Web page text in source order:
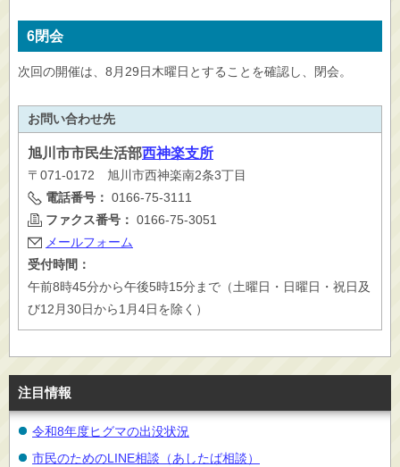
6閉会
次回の開催は、8月29日木曜日とすることを確認し、閉会。
お問い合わせ先
旭川市市民生活部西神楽支所
〒071-0172 旭川市西神楽南2条3丁目
電話番号： 0166-75-3111
ファクス番号： 0166-75-3051
メールフォーム
受付時間：
午前8時45分から午後5時15分まで（土曜日・日曜日・祝日及
び12月30日から1月4日を除く）
注目情報
令和8年度ヒグマの出没状況
市民のためのLINE相談（あしたば相談）